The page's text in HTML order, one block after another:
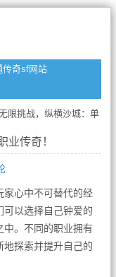
传奇sf网站
限挑战，纵横沙城：单
业传奇！
家心中不可替代的经
以选择自己钟爱的
。不同的职业拥有
探索并提升自己的